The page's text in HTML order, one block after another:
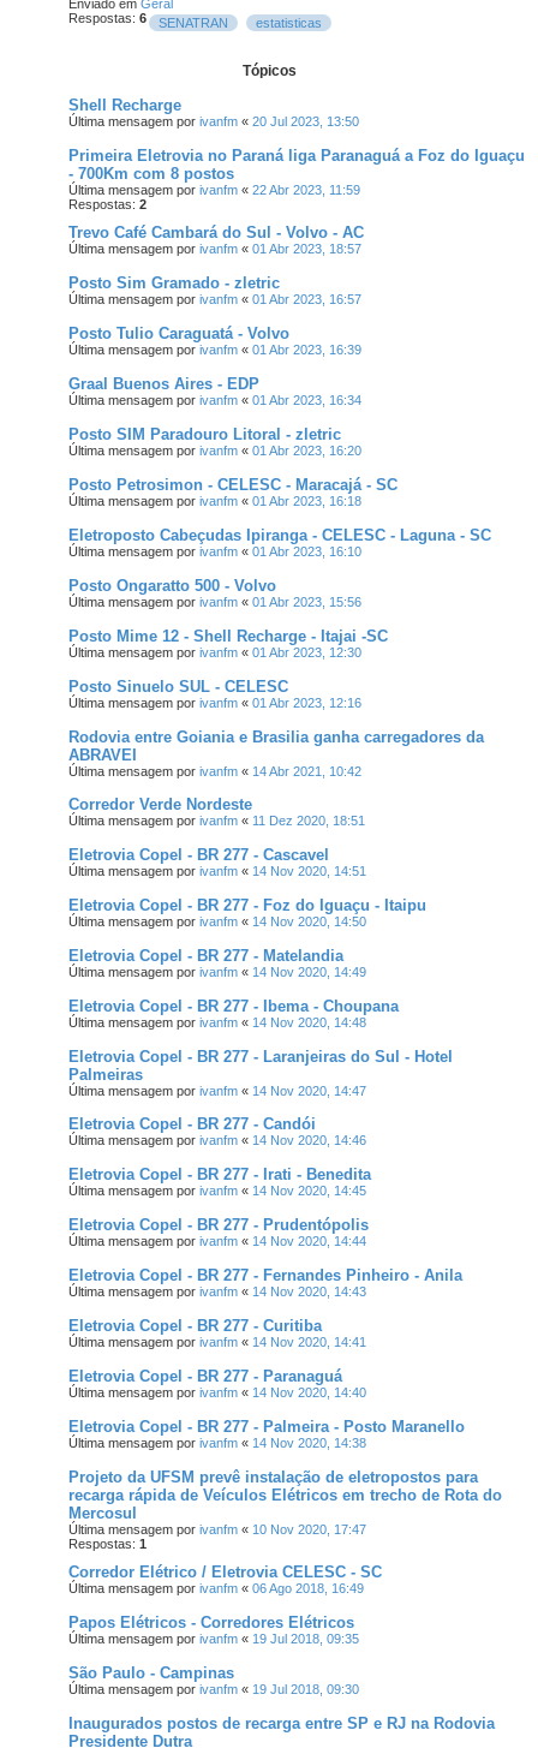
Enviado em Geral
Respostas: 6 SENATRAN estatisticas
Tópicos
Shell Recharge
Última mensagem por ivanfm « 20 Jul 2023, 13:50
Primeira Eletrovia no Paraná liga Paranaguá a Foz do Iguaçu
- 700Km com 8 postos
Última mensagem por ivanfm « 22 Abr 2023, 11:59
Respostas: 2
Trevo Café Cambará do Sul - Volvo - AC
Última mensagem por ivanfm « 01 Abr 2023, 18:57
Posto Sim Gramado - zletric
Última mensagem por ivanfm « 01 Abr 2023, 16:57
Posto Tulio Caraguatá - Volvo
Última mensagem por ivanfm « 01 Abr 2023, 16:39
Graal Buenos Aires - EDP
Última mensagem por ivanfm « 01 Abr 2023, 16:34
Posto SIM Paradouro Litoral - zletric
Última mensagem por ivanfm « 01 Abr 2023, 16:20
Posto Petrosimon - CELESC - Maracajá - SC
Última mensagem por ivanfm « 01 Abr 2023, 16:18
Eletroposto Cabeçudas Ipiranga - CELESC - Laguna - SC
Última mensagem por ivanfm « 01 Abr 2023, 16:10
Posto Ongaratto 500 - Volvo
Última mensagem por ivanfm « 01 Abr 2023, 15:56
Posto Mime 12 - Shell Recharge - Itajai -SC
Última mensagem por ivanfm « 01 Abr 2023, 12:30
Posto Sinuelo SUL - CELESC
Última mensagem por ivanfm « 01 Abr 2023, 12:16
Rodovia entre Goiania e Brasilia ganha carregadores da
ABRAVEI
Última mensagem por ivanfm « 14 Abr 2021, 10:42
Corredor Verde Nordeste
Última mensagem por ivanfm « 11 Dez 2020, 18:51
Eletrovia Copel - BR 277 - Cascavel
Última mensagem por ivanfm « 14 Nov 2020, 14:51
Eletrovia Copel - BR 277 - Foz do Iguaçu - Itaipu
Última mensagem por ivanfm « 14 Nov 2020, 14:50
Eletrovia Copel - BR 277 - Matelandia
Última mensagem por ivanfm « 14 Nov 2020, 14:49
Eletrovia Copel - BR 277 - Ibema - Choupana
Última mensagem por ivanfm « 14 Nov 2020, 14:48
Eletrovia Copel - BR 277 - Laranjeiras do Sul - Hotel
Palmeiras
Última mensagem por ivanfm « 14 Nov 2020, 14:47
Eletrovia Copel - BR 277 - Candói
Última mensagem por ivanfm « 14 Nov 2020, 14:46
Eletrovia Copel - BR 277 - Irati - Benedita
Última mensagem por ivanfm « 14 Nov 2020, 14:45
Eletrovia Copel - BR 277 - Prudentópolis
Última mensagem por ivanfm « 14 Nov 2020, 14:44
Eletrovia Copel - BR 277 - Fernandes Pinheiro - Anila
Última mensagem por ivanfm « 14 Nov 2020, 14:43
Eletrovia Copel - BR 277 - Curitiba
Última mensagem por ivanfm « 14 Nov 2020, 14:41
Eletrovia Copel - BR 277 - Paranaguá
Última mensagem por ivanfm « 14 Nov 2020, 14:40
Eletrovia Copel - BR 277 - Palmeira - Posto Maranello
Última mensagem por ivanfm « 14 Nov 2020, 14:38
Projeto da UFSM prevê instalação de eletropostos para
recarga rápida de Veículos Elétricos em trecho de Rota do
Mercosul
Última mensagem por ivanfm « 10 Nov 2020, 17:47
Respostas: 1
Corredor Elétrico / Eletrovia CELESC - SC
Última mensagem por ivanfm « 06 Ago 2018, 16:49
Papos Elétricos - Corredores Elétricos
Última mensagem por ivanfm « 19 Jul 2018, 09:35
São Paulo - Campinas
Última mensagem por ivanfm « 19 Jul 2018, 09:30
Inaugurados postos de recarga entre SP e RJ na Rodovia
Presidente Dutra